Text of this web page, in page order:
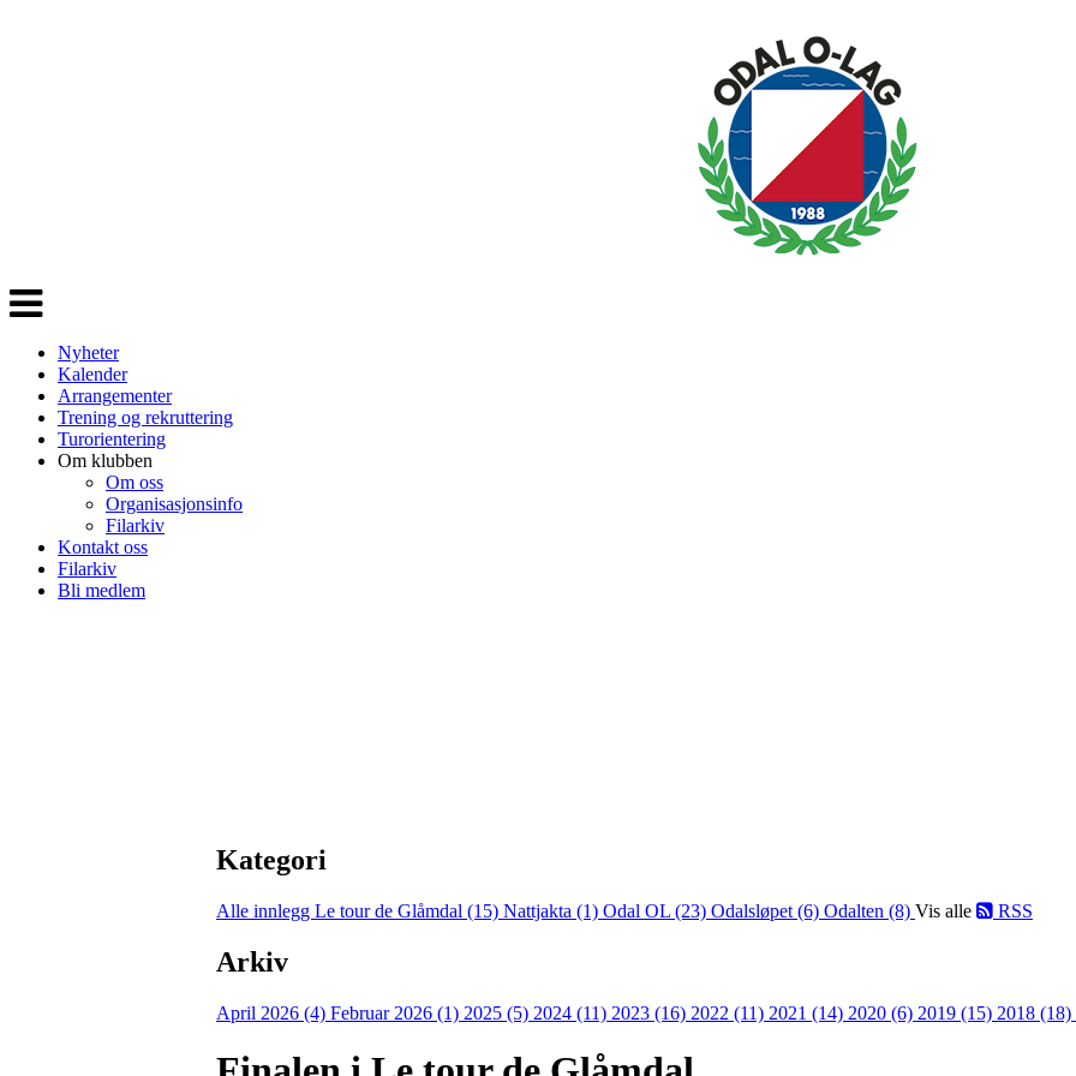
Veksle
navigasjon
Nyheter
Kalender
Arrangementer
Trening og rekruttering
Turorientering
Om klubben
Om oss
Organisasjonsinfo
Filarkiv
Kontakt oss
Filarkiv
Bli medlem
Kategori
Alle innlegg Le tour de Glåmdal (15) Nattjakta (1) Odal OL (23) Odalsløpet (6) Odalten (8) Vis alle RSS
Arkiv
April 2026 (4) Februar 2026 (1) 2025 (5) 2024 (11) 2023 (16) 2022 (11) 2021 (14) 2020 (6) 2019 (15) 2018 (18)